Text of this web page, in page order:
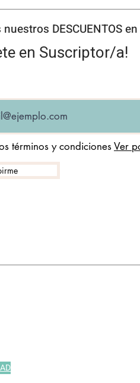
un dossier con los
el público interesado en
conocimientos previos.
cupos son limitados. La
DESCUENTOS
en Suscriptor/a!
términos y condicionesVer